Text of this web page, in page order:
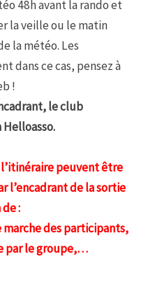
48h avant la rando et
la veille ou le matin
la météo. Les
dans ce cas, pensez à
!
le club
peuvent être
l’encadrant de la sortie
:
des participants,
par le groupe,…